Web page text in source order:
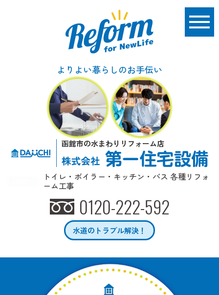
よりよい暮らしのお手伝い
函館市の水まわりリフォーム店
トイレ・ボイラー・キッチン・バス 各種リフォ
ーム工事
0120-222-592
水道のトラブル解決！